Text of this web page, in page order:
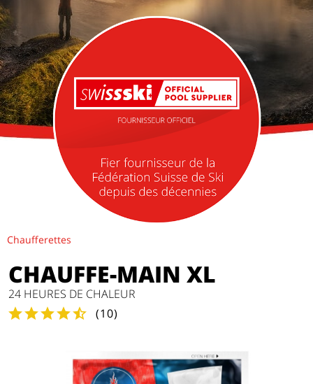
Chaufferettes
CHAUFFE-MAIN XL
24 HEURES DE CHALEUR
(10)